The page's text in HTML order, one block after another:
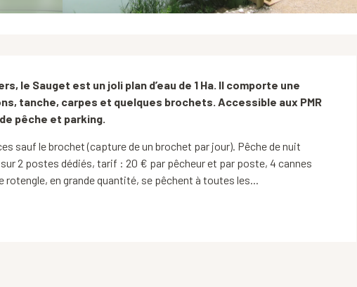
le Sauget est un joli plan d’eau de 1 Ha. Il comporte une
tanche, carpes et quelques brochets. Accessible aux PMR
pêche et parking.
sauf le brochet (capture de un brochet par jour). Pêche de nuit
2 postes dédiés, tarif : 20 € par pêcheur et par poste, 4 cannes
en grande quantité, se pêchent à toutes les...